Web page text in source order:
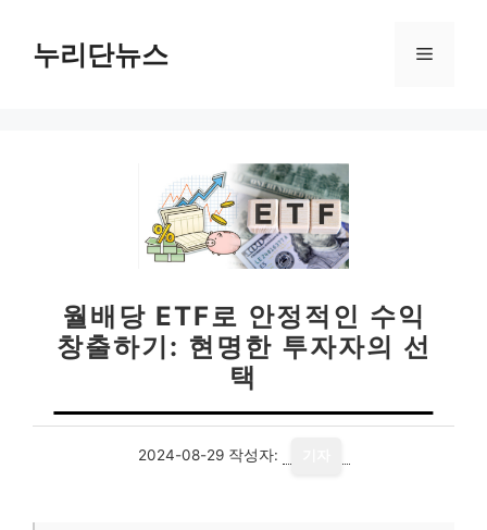
누리단뉴스 메
월배당 ETF로 안정적인 수익
창출하기: 현명한 투자자의 선
택
2024-08-29 작성자: